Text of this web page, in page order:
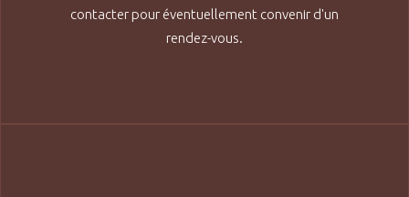
contacter pour éventuellement convenir d'un
rendez-vous.